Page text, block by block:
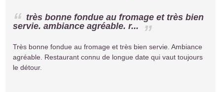
très bonne fondue au fromage et très bien
servie. ambiance agréable. r...
Très bonne fondue au fromage et très bien servie. Ambiance
agréable. Restaurant connu de longue date qui vaut toujours
le détour.